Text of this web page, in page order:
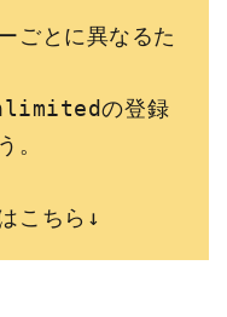
ごとに異なるた
の登録
。
こちら↓